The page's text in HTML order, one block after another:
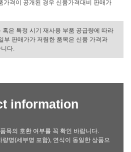
가격이 공개된 경우 신품가격대비 판매가
은 특정 시기 재사용 부품 공급량에 따라
부 판매가가 저렴한 품목은 신품 가격과
다.
information
목의 호환 여부를 꼭 확인 바랍니다.
명(세부명 포함), 연식이 동일한 상품으